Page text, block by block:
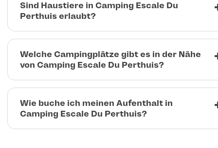
Sind Haustiere in Camping Escale Du
Perthuis erlaubt?
Welche Campingplätze gibt es in der Nähe
von Camping Escale Du Perthuis?
Wie buche ich meinen Aufenthalt in
Camping Escale Du Perthuis?